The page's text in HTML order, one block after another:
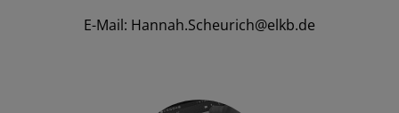
E-Mail: Hannah.Scheurich@elkb.de